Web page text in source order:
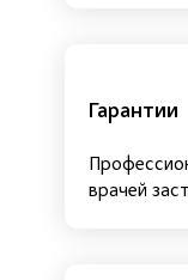
Гарантии
врачей